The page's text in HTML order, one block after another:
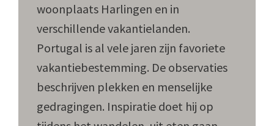
woonplaats Harlingen en in
verschillende vakantielanden.
Portugal is al vele jaren zijn favoriete
vakantiebestemming. De observaties
beschrijven plekken en menselijke
gedragingen. Inspiratie doet hij op